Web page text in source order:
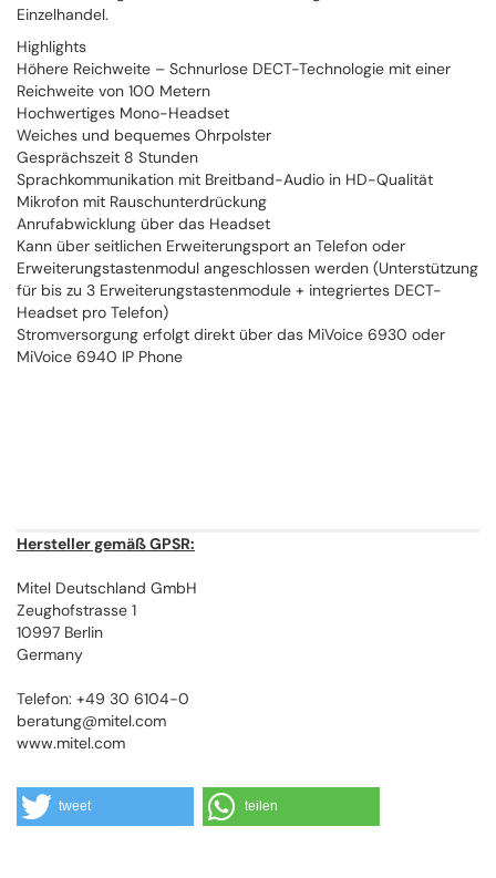
Einzelhandel.
Highlights
Höhere Reichweite – Schnurlose DECT-Technologie mit einer
Reichweite von 100 Metern
Hochwertiges Mono-Headset
Weiches und bequemes Ohrpolster
Gesprächszeit 8 Stunden
Sprachkommunikation mit Breitband-Audio in HD-Qualität
Mikrofon mit Rauschunterdrückung
Anrufabwicklung über das Headset
Kann über seitlichen Erweiterungsport an Telefon oder
Erweiterungstastenmodul angeschlossen werden (Unterstützung
für bis zu 3 Erweiterungstastenmodule + integriertes DECT-
Headset pro Telefon)
Stromversorgung erfolgt direkt über das MiVoice 6930 oder
MiVoice 6940 IP Phone
Hersteller gemäß GPSR:
Mitel Deutschland GmbH
Zeughofstrasse 1
10997 Berlin
Germany
Telefon: +49 30 6104-0
beratung@mitel.com
www.mitel.com
tweet teilen